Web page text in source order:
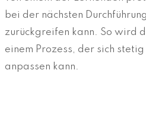
bei der nächsten
zurückgreifen kann. So wird
einem Prozess, der sich
anpassen kann.